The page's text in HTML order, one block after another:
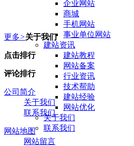
企业网站
商城
手机网站
事业单位网站
建站资讯
建站教程
网站备案
行业资讯
技术帮助
建站经验
网站优化
关于我们
联系我们
更多>关于我们
点击排行
评论排行
公司简介
关于我们
联系我们
网站地图
网站留言